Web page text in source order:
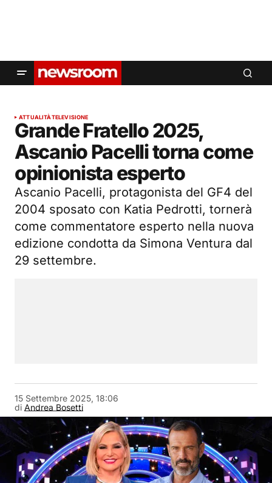
ATTUALITÀTELEVISIONE
Grande Fratello 2025,
Ascanio Pacelli torna come
opinionista esperto
Ascanio Pacelli, protagonista del GF4 del
2004 sposato con Katia Pedrotti, tornerà
come commentatore esperto nella nuova
edizione condotta da Simona Ventura dal
29 settembre.
di Andrea Bosetti
15 Settembre 2025, 18:06